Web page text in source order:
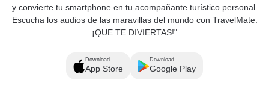
y convierte tu smartphone en tu acompañante turístico personal.
Escucha los audios de las maravillas del mundo con TravelMate.
¡QUE TE DIVIERTAS!"
Download
App Store
Download
Google Play